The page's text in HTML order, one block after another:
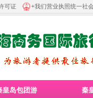
可证 +我们营业执照统一社
皇岛包团游 秦